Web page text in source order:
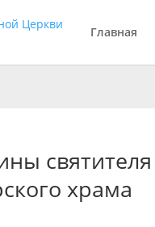
Главная
святителя
храма